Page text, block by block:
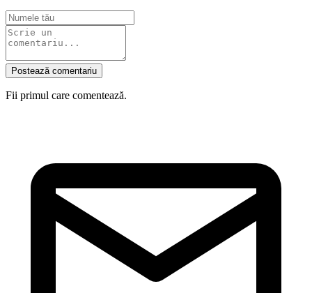
Postează comentariu
Fii primul care comentează.